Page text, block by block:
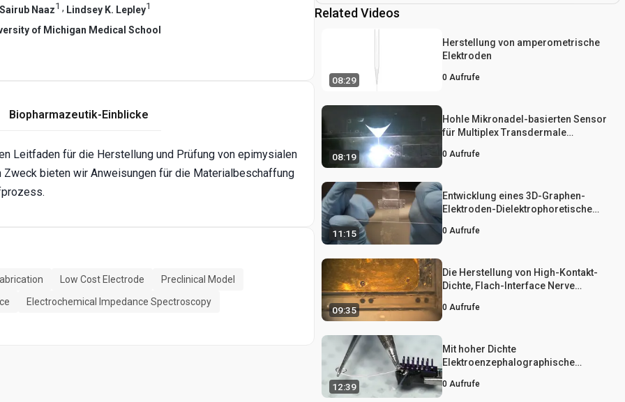
Sairub Naaz1 , Lindsey K. Lepley1
of Michigan Medical School
Biopharmazeutik-Einblicke
Leitfaden für die Herstellung und Prüfung von epimysialen
bieten wir Anweisungen für die Materialbeschaffung
Low Cost Electrode
Preclinical Model
Electrochemical Impedance Spectroscopy
Related Videos
08:29
Herstellung von amperometrische
Elektroden
0 Aufrufe
08:19
Hohle Mikronadel-basierten Sensor
für Multiplex Transdermale
0 Aufrufe
11:15
Entwicklung eines 3D-Graphen-
Elektroden-Dielektrophoretische
0 Aufrufe
09:35
Die Herstellung von High-Kontakt-
Dichte, Flach-Interface Nerve
Stimulation Anwendungen
0 Aufrufe
12:39
Mit hoher Dichte
Elektroenzephalographische
unter Verwendung von Low-Cost-und
0 Aufrufe